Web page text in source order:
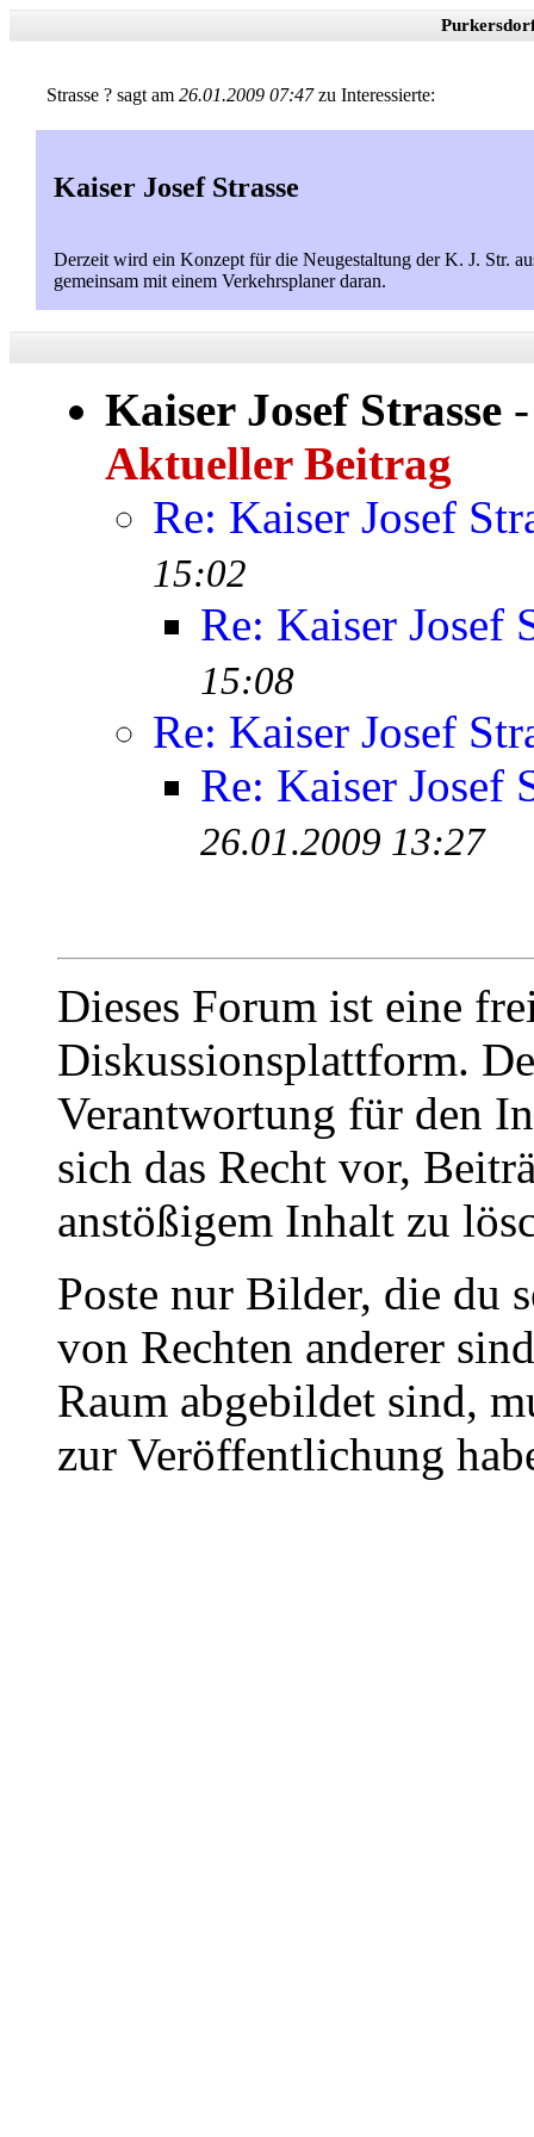
Strasse ? sagt am 26.01.2009 07:47zu Interessierte:
Kaiser Josef Strasse
Derzeit wird ein Konzept für die Neugestaltung der K. J. Str.
gemeinsam mit einem Verkehrsplaner daran.
Kaiser Josef Strasse
Aktueller Beitrag
Re: Kaiser Josef
15:02
Re: Kaiser Josef
15:08
Re: Kaiser Josef
Re: Kaiser Josef
26.01.2009 13:27
Dieses Forum ist eine
Diskussionsplattform.
Verantwortung für den
sich das Recht vor,
anstößigem Inhalt zu
Poste nur Bilder, die du
von Rechten anderer
Raum abgebildet sind,
zur Veröffentlichung